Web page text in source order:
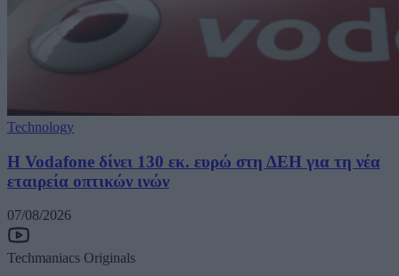
Technology
H Vodafone δίνει 130 εκ. ευρώ στη ΔΕΗ για τη νέα
εταιρεία οπτικών ινών
07/08/2026
Techmaniacs Originals